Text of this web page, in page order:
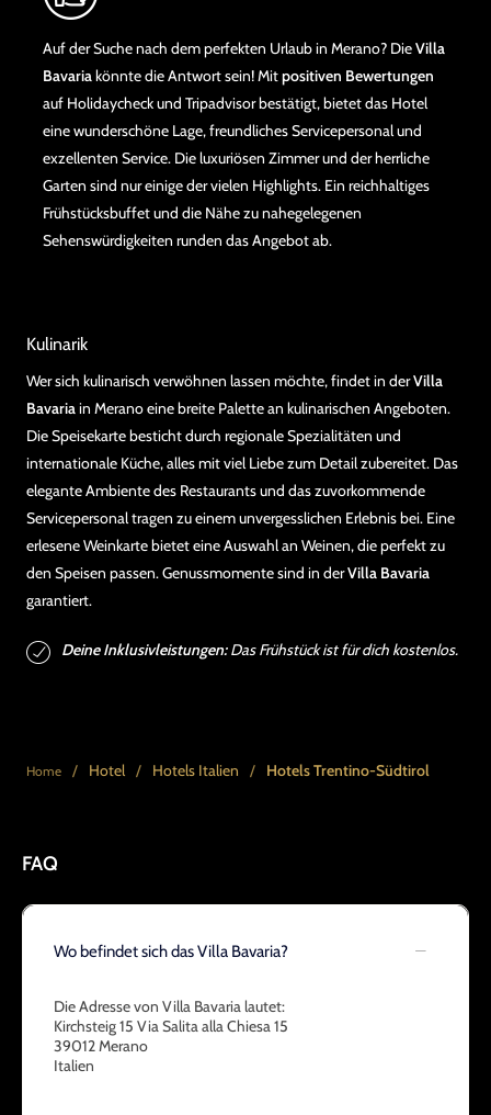
Auf der Suche nach dem perfekten Urlaub in Merano? DieVilla
Bavariakönnte die Antwort sein! Mitpositiven Bewertungen
auf Holidaycheck und Tripadvisor bestätigt, bietet das Hotel
eine wunderschöne Lage, freundliches Servicepersonal und
exzellenten Service. Die luxuriösen Zimmer und der herrliche
Garten sind nur einige der vielen Highlights. Ein reichhaltiges
Frühstücksbuffet und die Nähe zu nahegelegenen
Sehenswürdigkeiten runden das Angebot ab.
Kulinarik
Wer sich kulinarisch verwöhnen lassen möchte, findet in derVilla
Bavariain Merano eine breite Palette an kulinarischen Angeboten.
Die Speisekarte besticht durch regionale Spezialitäten und
internationale Küche, alles mit viel Liebe zum Detail zubereitet. Das
elegante Ambiente des Restaurants und das zuvorkommende
Servicepersonal tragen zu einem unvergesslichen Erlebnis bei. Eine
erlesene Weinkarte bietet eine Auswahl an Weinen, die perfekt zu
den Speisen passen. Genussmomente sind in derVilla Bavaria
garantiert.
Deine Inklusivleistungen:Das Frühstück ist für dich kostenlos.
Home / Hotel / Hotels Italien / Hotels Trentino-Südtirol
FAQ
Wo befindet sich das Villa Bavaria?
Die Adresse von Villa Bavaria lautet:
Kirchsteig 15 Via Salita alla Chiesa 15
39012 Merano
Italien